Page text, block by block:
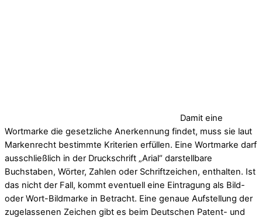
Damit eine
Wortmarke die gesetzliche Anerkennung findet, muss sie laut
Markenrecht bestimmte Kriterien erfüllen. Eine Wortmarke darf
ausschließlich in der Druckschrift „Arial“ darstellbare
Buchstaben, Wörter, Zahlen oder Schriftzeichen, enthalten. Ist
das nicht der Fall, kommt eventuell eine Eintragung als Bild-
oder Wort-Bildmarke in Betracht. Eine genaue Aufstellung der
zugelassenen Zeichen gibt es beim Deutschen Patent- und